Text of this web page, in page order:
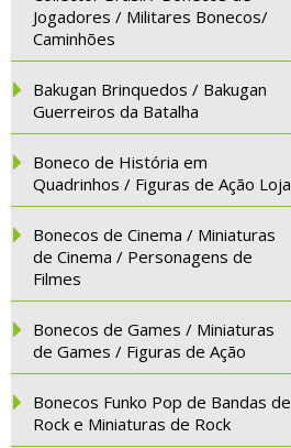
Jogadores / Militares Bonecos/
Caminhões
Bakugan Brinquedos / Bakugan
Guerreiros da Batalha
Boneco de História em
Quadrinhos / Figuras de Ação Loja
Bonecos de Cinema / Miniaturas
de Cinema / Personagens de
Filmes
Bonecos de Games / Miniaturas
de Games / Figuras de Ação
Bonecos Funko Pop de Bandas de
Rock e Miniaturas de Rock